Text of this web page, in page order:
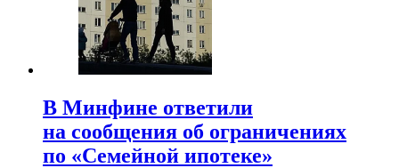
В Минфине ответили
на сообщения об ограничениях
по «Семейной ипотеке»